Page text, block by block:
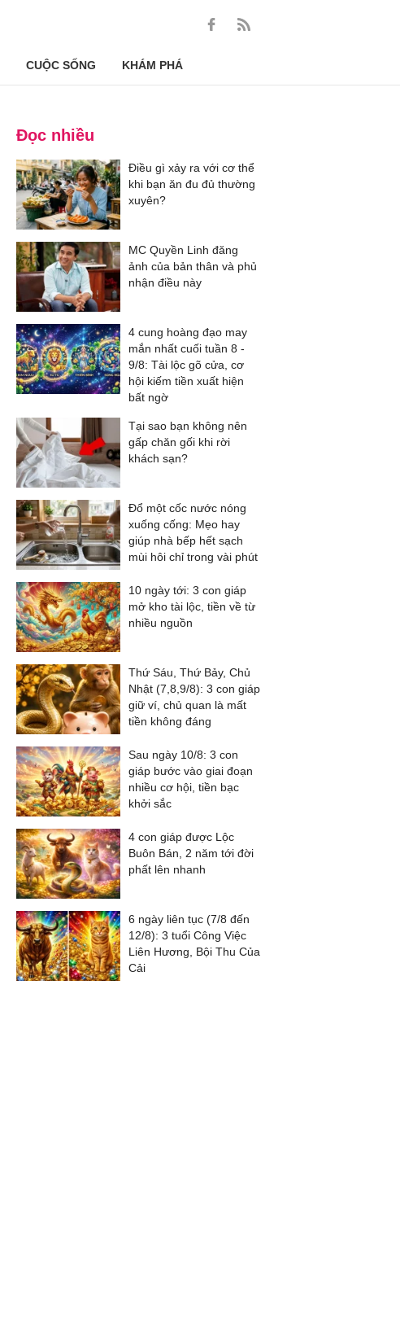
CUỘC SỐNG KHÁM PHÁ
Đọc nhiều
Điều gì xảy ra với cơ thể
khi bạn ăn đu đủ thường
xuyên?
MC Quyền Linh đăng
ảnh của bản thân và phủ
nhận điều này
4 cung hoàng đạo may
mắn nhất cuối tuần 8 -
9/8: Tài lộc gõ cửa, cơ
hội kiếm tiền xuất hiện
bất ngờ
Tại sao bạn không nên
gấp chăn gối khi rời
khách sạn?
Đổ một cốc nước nóng
xuống cống: Mẹo hay
giúp nhà bếp hết sạch
mùi hôi chỉ trong vài phút
10 ngày tới: 3 con giáp
mở kho tài lộc, tiền về từ
nhiều nguồn
Thứ Sáu, Thứ Bảy, Chủ
Nhật (7,8,9/8): 3 con giáp
giữ ví, chủ quan là mất
tiền không đáng
Sau ngày 10/8: 3 con
giáp bước vào giai đoạn
nhiều cơ hội, tiền bạc
khởi sắc
4 con giáp được Lộc
Buôn Bán, 2 năm tới đời
phất lên nhanh
6 ngày liên tục (7/8 đến
12/8): 3 tuổi Công Việc
Liên Hương, Bội Thu Của
Cải